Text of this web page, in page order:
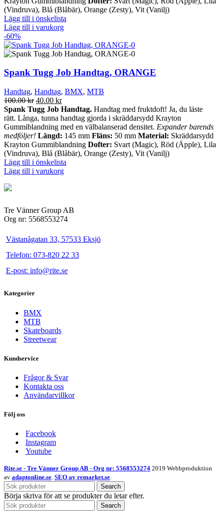
(Vindruva), Blå (Blåbär), Orange (Zesty), Vit (Vanilj)
Lägg till i önskelista
Lägg till i varukorg
-60%
Spank Tugg Job Handtag, ORANGE
Handtag, Handtag, BMX, MTB
100.00kr Det
ursprungliga
priset
var:
100.00 kr.
40.00 krDet
nuvarande
priset
är:
40.00 kr.
Spank Tugg Job Handtag. Handtag med fruktdoft! Ja, du läste
rätt. Långa, tunna handtag gjorda i skräddarsydd Krayton
Gummiblandning med en välbalanserad densitet. Expander barends
medföljer! Längd: 145 mm Fläns: 50 mm Material: Skräddarsydd
Krayton Gummiblandning Dofter: Svart (Magic), Röd (Äpple), Lila
(Vindruva), Blå (Blåbär), Orange (Zesty), Vit (Vanilj)
Lägg till i önskelista
Lägg till i varukorg
Tre Vänner Group AB
Org nr: 5568553274
Västanågatan 33, 57533 Eksjö
Telefon: 073-820 22 33
E-post: info@rite.se
Kategorier
BMX
MTB
Skateboards
Streetwear
Kundservice
Frågor & Svar
Kontakta oss
Användarvillkor
Följ oss
Facebook
Instagram
Youtube
Rite.se - Tre Vänner Group AB - Org nr: 5568553274 2019 Webbproduktion
av adaptonline.se. SEO av remarket.se.
Search
Börja skriva för att se produkter du letar efter.
Search